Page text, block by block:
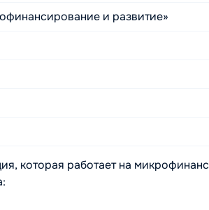
и развитие»
которая работает на